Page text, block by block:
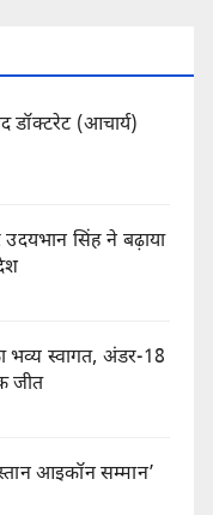
डॉक्टरेट (आचार्य)
सिंह ने बढ़ाया
भव्य स्वागत, अंडर-18
जीत
आइकॉन सम्मान’